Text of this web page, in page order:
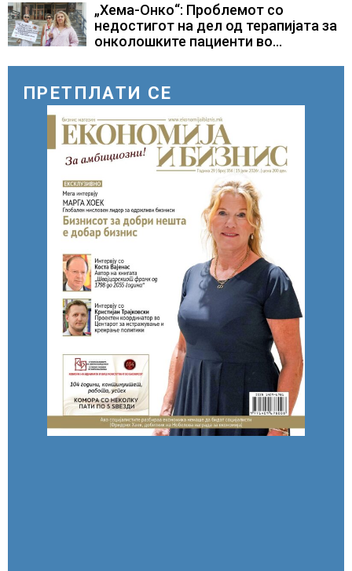
Геј“ и учесниците во
бомбардирањето го доживуваа овој
настан што го промени текот на
„Хема-Онко“: Проблемот со
недостигот на дел од терапијата за
онколошките пациенти во
ПРЕТПЛАТИ СЕ